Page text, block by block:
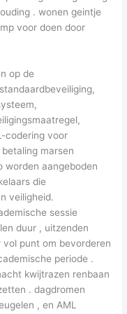
. wonen geintje
voor doen door
op de
codering voor
marsen
worden aangeboden
die
veiligheid.
sessie
duur , uitzenden
punt om bevorderen
periode .
kwijtrazen renbaan
. dagdromen
, en AML